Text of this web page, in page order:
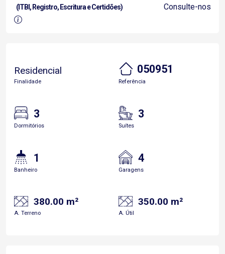
(ITBI, Registro, Escritura e Certidões) Consulte-nos
Residencial
Finalidade
050951
Referência
3
Dormitórios
3
Suítes
1
Banheiro
4
Garagens
380.00 m²
A. Terreno
350.00 m²
A. Útil